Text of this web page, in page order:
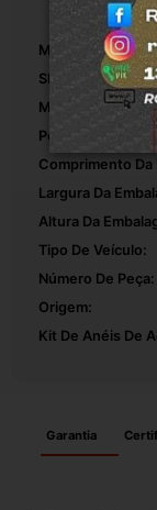
Marca:
SKU:
Modelo:
Peso Da
Comprimento Da
Largura Da
Altura Da
Tipo De Veículo:
Número De Peça:
Origem:
Kit De Anéis De
Garantia